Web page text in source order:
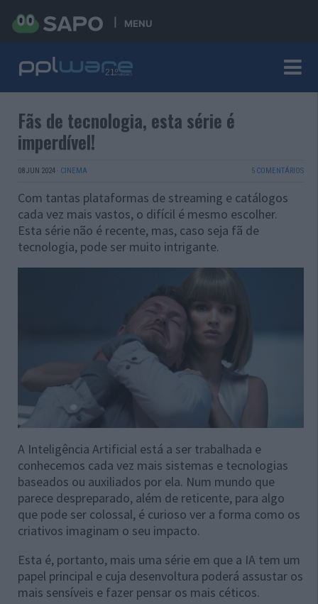
MENU
Fãs de tecnologia, esta série é
imperdível!
08 JUN 2024 · CINEMA 5 COMENTÁRIOS
Com tantas plataformas de streaming e catálogos
cada vez mais vastos, o difícil é mesmo escolher.
Esta série não é recente, mas, caso seja fã de
tecnologia, pode ser muito intrigante.
A Inteligência Artificial está a ser trabalhada e
conhecemos cada vez mais sistemas e tecnologias
baseados ou auxiliados por ela. Num mundo que
parece despreparado, além de reticente, para algo
que pode ser colossal, é curioso ver a forma como os
criativos imaginam o seu impacto.
Esta é, portanto, mais uma série em que a IA tem um
papel principal e cuja desenvoltura poderá assustar os
mais sensíveis e fazer pensar os mais céticos.